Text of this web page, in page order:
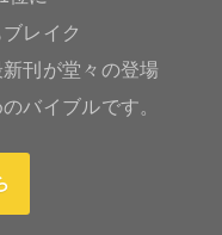
レイク
刊が堂々の登場
バイブルです。